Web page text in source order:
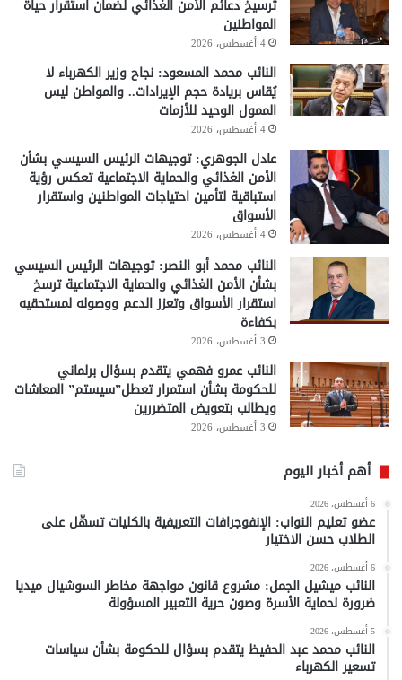
ترسيخ دعائم الأمن الغذائي لضمان استقرار حياة
المواطنين
4 أغسطس، 2026
النائب محمد المسعود: نجاح وزير الكهرباء لا
يُقاس بريادة حجم الإيرادات.. والمواطن ليس
الممول الوحيد للأزمات
4 أغسطس، 2026
عادل الجوهري: توجيهات الرئيس السيسي بشأن
الأمن الغذائي والحماية الاجتماعية تعكس رؤية
استباقية لتأمين احتياجات المواطنين واستقرار
الأسواق
4 أغسطس، 2026
النائب محمد أبو النصر: توجيهات الرئيس السيسي
بشأن الأمن الغذائي والحماية الاجتماعية ترسخ
استقرار الأسواق وتعزز الدعم ووصوله لمستحقيه
بكفاءة
3 أغسطس، 2026
النائب عمرو فهمي يتقدم بسؤال برلماني
للحكومة بشأن استمرار تعطل”سيستم” المعاشات
ويطالب بتعويض المتضررين
3 أغسطس، 2026
أهم أخبار اليوم
6 أغسطس، 2026
عضو تعليم النواب: الإنفوجرافات التعريفية بالكليات تسهّل على
الطلاب حسن الاختيار
6 أغسطس، 2026
النائب ميشيل الجمل: مشروع قانون مواجهة مخاطر السوشيال ميديا
ضرورة لحماية الأسرة وصون حرية التعبير المسؤولة
5 أغسطس، 2026
النائب محمد عبد الحفيظ يتقدم بسؤال للحكومة بشأن سياسات
تسعير الكهرباء